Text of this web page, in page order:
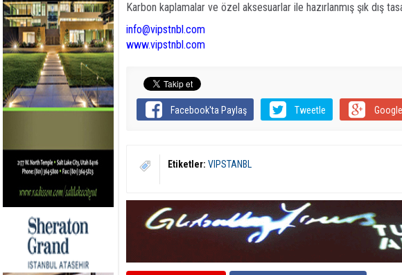
Karbon kaplamalar ve özel aksesuarlar ile hazırlanmış şık dış
info@vipstnbl.com
www.vipstnbl.com
Facebook'ta Paylaş Tweetle
Etiketler: VIPSTANBL